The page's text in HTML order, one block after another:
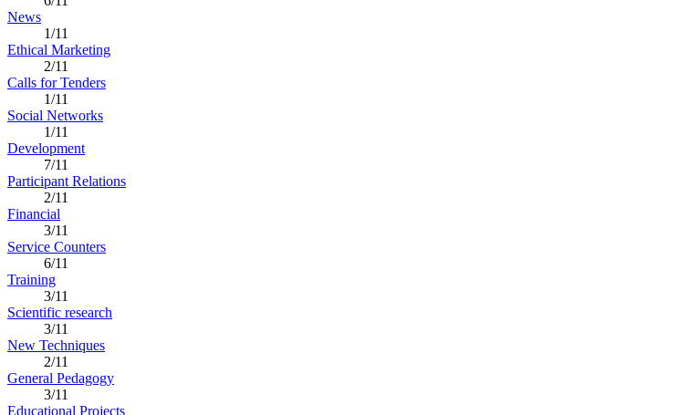
News
1/11
Ethical Marketing
2/11
Calls for Tenders
1/11
Social Networks
1/11
Development
7/11
Participant Relations
2/11
Financial
3/11
Service Counters
6/11
Training
3/11
Scientific research
3/11
New Techniques
2/11
General Pedagogy
3/11
Educational Projects